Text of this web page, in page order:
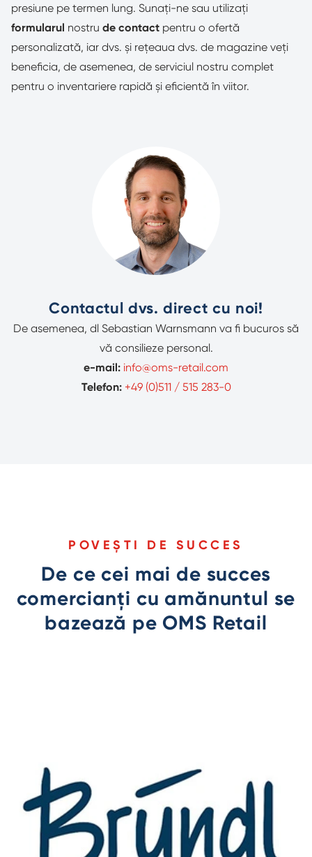
presiune pe termen lung. Sunați-ne sau utilizați
formularul nostru de contact pentru o ofertă
personalizată, iar dvs. și rețeaua dvs. de magazine veți
beneficia, de asemenea, de serviciul nostru complet
pentru o inventariere rapidă și eficientă în viitor.
Contactul dvs. direct cu noi!
De asemenea, dl Sebastian Warnsmann va fi bucuros să
vă consilieze personal.
e-mail: info@oms-retail.com
Telefon: +49 (0)511 / 515 283-0
POVEȘTI DE SUCCES
De ce cei mai de succes
comercianți cu amănuntul se
bazează pe OMS Retail